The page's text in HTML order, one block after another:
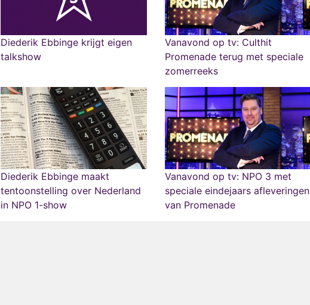
Diederik Ebbinge krijgt eigen
talkshow
Vanavond op tv: Culthit
Promenade terug met speciale
zomerreeks
Diederik Ebbinge maakt
tentoonstelling over Nederland
in NPO 1-show
Vanavond op tv: NPO 3 met
speciale eindejaars afleveringen
van Promenade